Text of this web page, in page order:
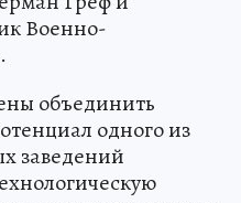
Военно-
объединить
одного из
заведений